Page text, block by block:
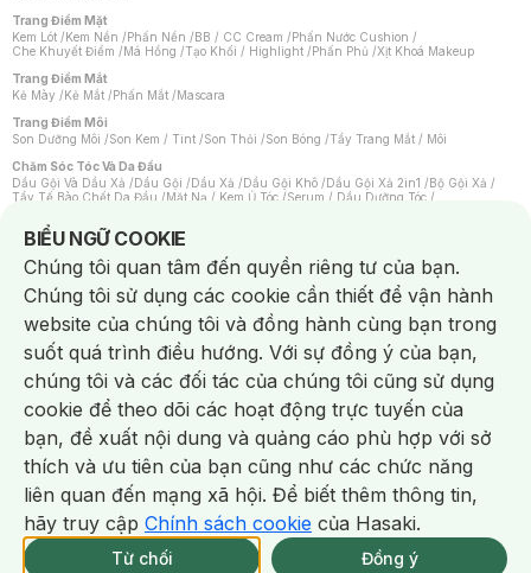
Giao Nhanh Miễn Phí 2H.
tại 339 Chi Nhánh (Trễ tặng 100K)
Trang Điểm Mặt
Kem Lót /Kem Nền /Phấn Nền /BB / CC Cream /Phấn Nước Cushion /
Che Khuyết Điểm /Má Hồng /Tạo Khối / Highlight /Phấn Phủ /Xịt Khoá Makeup
Trang Điểm Mắt
Kẻ Mày /Kẻ Mắt /Phấn Mắt /Mascara
Trang Điểm Môi
Son Dưỡng Môi /Son Kem / Tint /Son Thỏi /Son Bóng /Tẩy Trang Mắt / Môi
Chăm Sóc Tóc Và Da Đầu
Dầu Gội Và Dầu Xả /Dầu Gội /Dầu Xả /Dầu Gội Khô /Dầu Gội Xả 2in1 /Bộ Gội Xả /
Tẩy Tế Bào Chết Da Đầu /Mặt Nạ / Kem Ủ Tóc /Serum / Dầu Dưỡng Tóc /
Máy Sấy Tóc
Lược
Kem Tẩy Lông/Dụng Cụ Tẩy Lông
Nước Hoa
Nước Hoa Nam Nước Hoa Cao Cấp Xịt Thơm Toàn Thân
Nước Hoa Vùng Kín
Chăm Sóc Cá Nhân
Chống Muỗi
Khẩu Trang Máy Massage Mặt Nạ Xông Hơi/Nước Rửa Tay
Sản Phẩm Chăm Sóc Khác/ Bàn Chải Đánh Răng /Bàn Chải Điện/
Hỗ Trợ Trắng Răng / Kem Đánh Răng Máy Tăm Nước Nước Súc Miệng
Tăm / Chỉ Nha Khoa /Xịt Thơm Miệng / Dung Dịch Vệ Sinh/Dưỡng Vùng Kín/
Khăn Ướt Vệ Sinh Vùng Kín
/Băng Vệ Sinh Tampon Bọt Cạo Râu Dao Cạo Râu/
Máy Cạo Râu
Vấn Đề Về Da
Da Dầu / Lỗ Chân Lông To
Da Khô / Mất Nước /Da Lão Hóa / Da Mụn/
Da Nhạy Cảm / Kích Ứng/Da Xỉn Màu/Thâm / Nám / Tàn Nhang/
Quầng Thâm & Bọng Mắt/ Sẹo
Viêm Da Cơ Địa
Dụng Cụ / Phụ Kiện Chăm Sóc Da
/Khăn Lau Mặt Khô Dụng Cụ / Máy Rửa Mặt/Máy Chăm Sóc Da
BIỂU NGỮ COOKIE
Notice about cookies usage
Chúng tôi quan tâm đến quyền riêng tư của bạn.
Chúng tôi sử dụng các cookie cần thiết để vận hành
website của chúng tôi và đồng hành cùng bạn trong
suốt quá trình điều hướng. Với sự đồng ý của bạn,
chúng tôi và các đối tác của chúng tôi cũng sử dụng
cookie để theo dõi các hoạt động trực tuyến của
bạn, đề xuất nội dung và quảng cáo phù hợp với sở
thích và ưu tiên của bạn cũng như các chức năng
liên quan đến mạng xã hội. Để biết thêm thông tin,
hãy truy cập Chính sách cookie của Hasaki.
Từ chối Đồng ý